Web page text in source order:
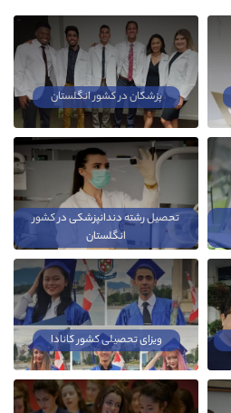
پزشکان در کشور انگلستان
تحصیل رشته دندانپزشکی در کشور
انگلستان
ویزای تحصیلی کشور کانادا